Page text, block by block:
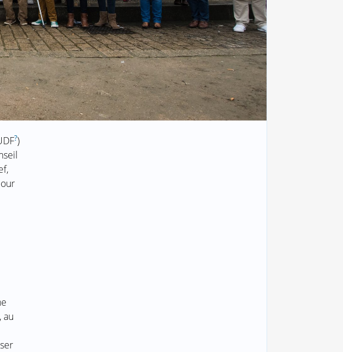
?)
au